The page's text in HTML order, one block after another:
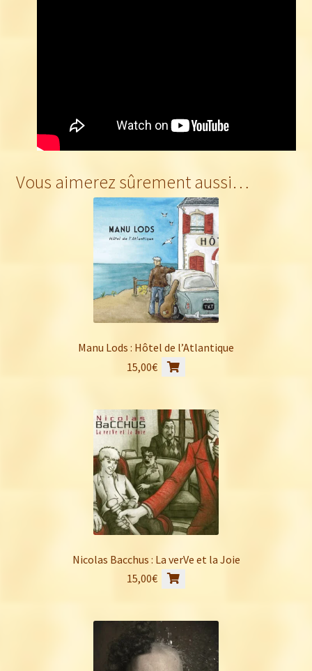
Vous aimerez sûrement aussi…
Manu Lods : Hôtel de l’Atlantique
15,00€
Nicolas Bacchus : La verVe et la Joie
15,00€